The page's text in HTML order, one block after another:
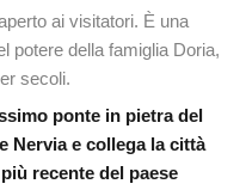
ai visitatori. È una
potere della famiglia Doria,
secoli.
ponte in pietra del
Nervia e collega la città
recente del paese